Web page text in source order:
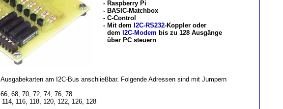
- Raspberry Pi
- BASIC-Matchbox
- C-Control
- Mit dem I2C-RS232-Koppler oder
dem I2C-Modem bis zu 128 Ausgänge
über PC steuern
Ausgabekarten am I2C-Bus anschließbar. Folgende Adressen sind mit Jumpern
68, 70, 72, 74, 76, 78
116, 118, 120, 122, 126, 128